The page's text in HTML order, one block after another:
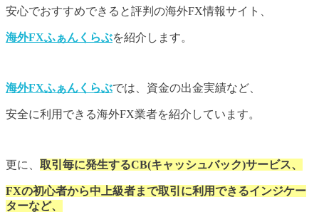
安心でおすすめできると評判の海外FX情報サイト、
海外FXふぁんくらぶを紹介します。
海外FXふぁんくらぶでは、資金の出金実績など、
安全に利用できる海外FX業者を紹介しています。
更に、 取引毎に発生するCB(キャッシュバック)サービス、
FXの初心者から中上級者まで取引に利用できるインジケー
ターなど、